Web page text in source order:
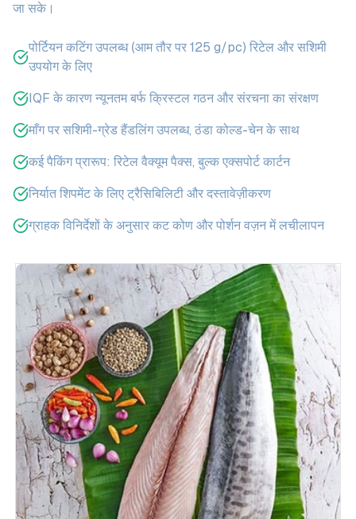
जा सके।
पोर्टियन कटिंग उपलब्ध (आम तौर पर 125 g/pc) रिटेल और सशिमी
उपयोग के लिए
IQF के कारण न्यूनतम बर्फ क्रिस्टल गठन और संरचना का संरक्षण
माँग पर सशिमी-ग्रेड हैंडलिंग उपलब्ध, ठंडा कोल्ड-चेन के साथ
कई पैकिंग प्रारूप: रिटेल वैक्यूम पैक्स, बुल्क एक्सपोर्ट कार्टन
निर्यात शिपमेंट के लिए ट्रैसिबिलिटी और दस्तावेज़ीकरण
ग्राहक विनिर्देशों के अनुसार कट कोण और पोर्शन वज़न में लचीलापन